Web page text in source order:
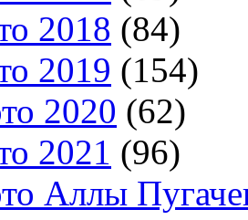
2018 (84)
2019 (154)
2020 (62)
2021 (96)
Аллы